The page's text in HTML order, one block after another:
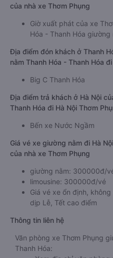
của nhà xe Thơm Phụng
Giờ xuất phát của xe
Hóa - Thanh Hóa
Địa điểm đón khách ở Thanh
nằm Thanh Hóa - Thanh Hóa
Big C Thanh Hóa
Địa điểm trả khách ở Hà Nội
Thanh Hóa đi Hà Nội Thơm
Bến xe Nước Ngầm
Giá vé xe giường nằm đi Hà
của nhà xe Thơm Phụng
giường nằm: 300000đ/
limousine: 300000đ/vé
Giá vé xe ổn định,
dịp Lễ, Tết cao điểm
Thông tin liên hệ
Văn phòng xe Thơm Phụng
Thanh Hóa: